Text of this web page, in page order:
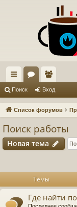
с
ы ум
ол
ьз
ел
Поиск Вход
Список форумов
Поиск работы
Новая тема
Темы
Где найти
Последнее